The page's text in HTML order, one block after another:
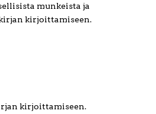
munkeista ja
kirjoittamiseen.
kirjoittamiseen.